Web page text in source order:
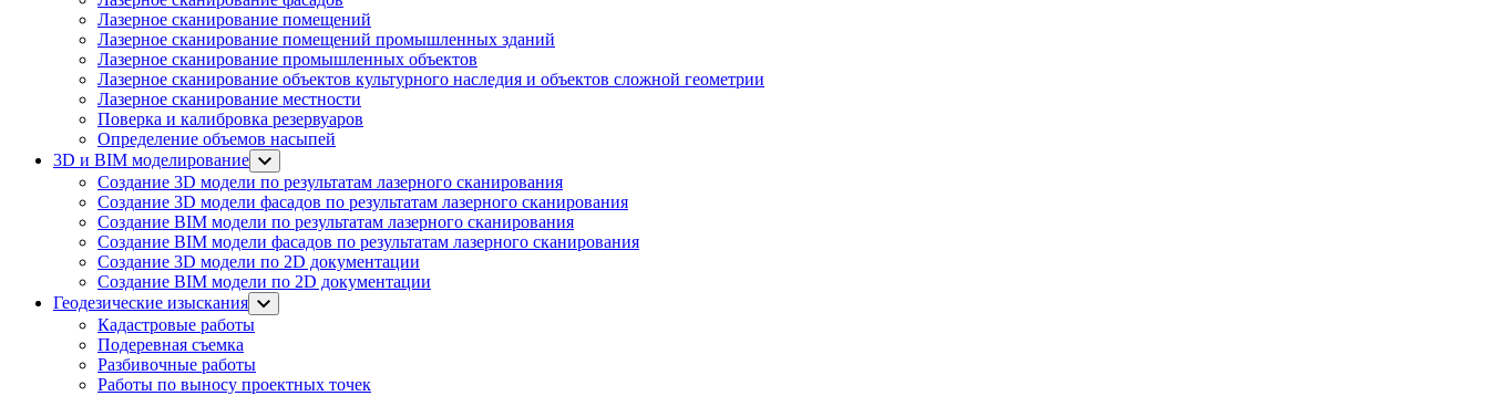
Лазерное сканирование помещений
Лазерное сканирование помещений промышленных зданий
Лазерное сканирование промышленных объектов
Лазерное сканирование объектов культурного наследия и объектов сложной геометрии
Лазерное сканирование местности
Поверка и калибровка резервуаров
Определение объемов насы​​пей
3D и BIM моделирование
Создание 3D модели по результатам лазерного сканирования
Создание 3D модели фасадов по результатам лазерного сканирования
Создание BIM модели по результатам лазерного сканирования
Создание BIM модели фасадов по результатам лазерного сканирования
Создание 3D модели по 2D документации
Создание BIM модели по 2D документации
Геодезические изыскания
Кадастровые работы
Подеревная съемка
Разбивочные работы
Работы по выносу проектных точек